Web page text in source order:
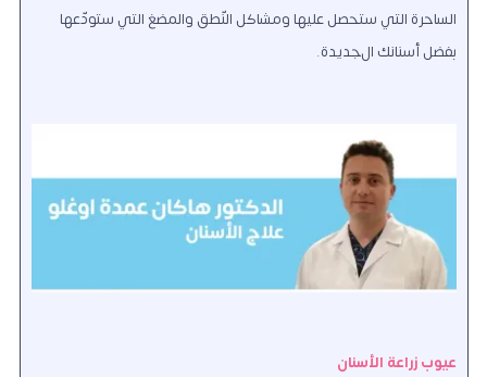
الساحرة التي ستحصل عليها ومشاكل النّطق والمضغ التي ستودّعها
بفضل أسنانك الجديدة.
عيوب زراعة الأسنان